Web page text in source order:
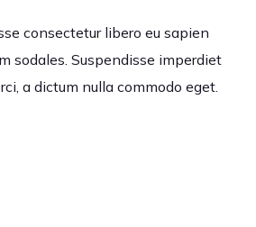
consectetur libero eu sapien
sodales. Suspendisse imperdiet
a dictum nulla commodo eget.